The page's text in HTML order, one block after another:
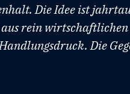
Die Idee ist
rein wirtschaftlichen
Die